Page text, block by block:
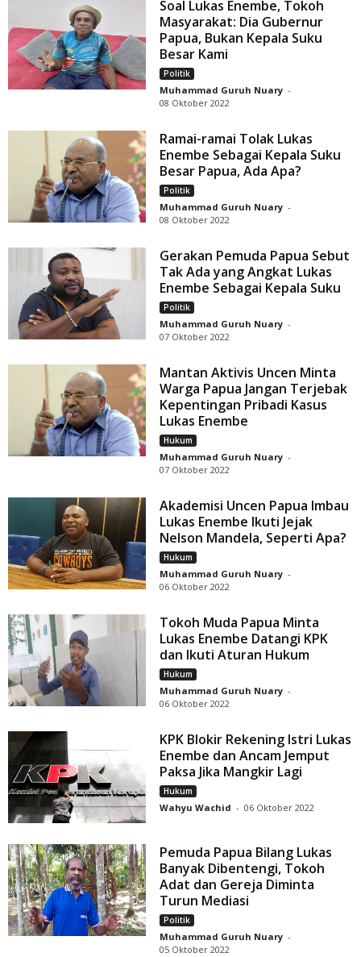
Soal Lukas Enembe, Tokoh
Masyarakat: Dia Gubernur
Papua, Bukan Kepala Suku
Besar Kami
Politik
Muhammad Guruh Nuary -
08 Oktober 2022
Ramai-ramai Tolak Lukas
Enembe Sebagai Kepala Suku
Besar Papua, Ada Apa?
Politik
Muhammad Guruh Nuary -
08 Oktober 2022
Gerakan Pemuda Papua Sebut
Tak Ada yang Angkat Lukas
Enembe Sebagai Kepala Suku
Politik
Muhammad Guruh Nuary -
07 Oktober 2022
Mantan Aktivis Uncen Minta
Warga Papua Jangan Terjebak
Kepentingan Pribadi Kasus
Lukas Enembe
Hukum
Muhammad Guruh Nuary -
07 Oktober 2022
Akademisi Uncen Papua Imbau
Lukas Enembe Ikuti Jejak
Nelson Mandela, Seperti Apa?
Hukum
Muhammad Guruh Nuary -
06 Oktober 2022
Tokoh Muda Papua Minta
Lukas Enembe Datangi KPK
dan Ikuti Aturan Hukum
Hukum
Muhammad Guruh Nuary -
06 Oktober 2022
KPK Blokir Rekening Istri Lukas
Enembe dan Ancam Jemput
Paksa Jika Mangkir Lagi
Hukum
Wahyu Wachid - 06 Oktober 2022
Pemuda Papua Bilang Lukas
Banyak Dibentengi, Tokoh
Adat dan Gereja Diminta
Turun Mediasi
Politik
Muhammad Guruh Nuary -
05 Oktober 2022